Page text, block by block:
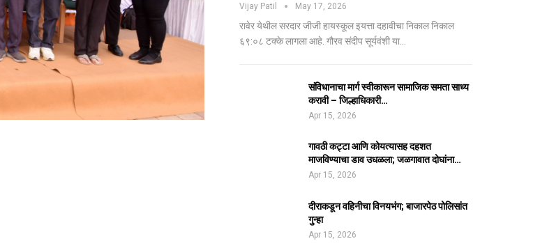
Vijay Patil May 17, 2026
रावेर येथील सरदार जीजी हायस्कूल इयत्ता दहावीचा निकाल निकाल
६९:०८ टक्के लागला आहे. गौरव संदीप सूर्यवंशी या…
संविधानाचा मार्ग स्वीकारून सामाजिक समता साध्य
करावी – जिल्हाधिकारी…
Apr 15, 2026
गावठी कट्टा आणि कोयत्यासह दहशत
माजविण्याचा डाव उधळला; जळगावात दोघांना…
Apr 15, 2026
दीराकडून वहिनीचा विनयभंग; बाजारपेठ पोलिसांत
गुन्हा
Apr 15, 2026